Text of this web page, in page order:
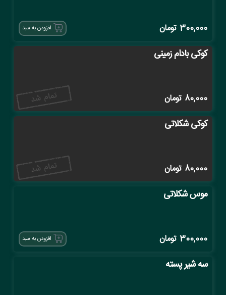
300,000 تومان افزودن به سبد
کوکی بادام زمینی
80,000 تومان
کوکی شکلاتی
80,000 تومان
موس شکلاتی
300,000 تومان افزودن به سبد
سه شیر پسته